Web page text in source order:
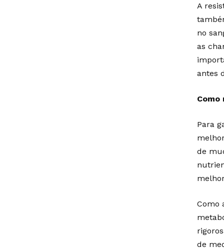
A
no
as
antes
Para
de
Como
de